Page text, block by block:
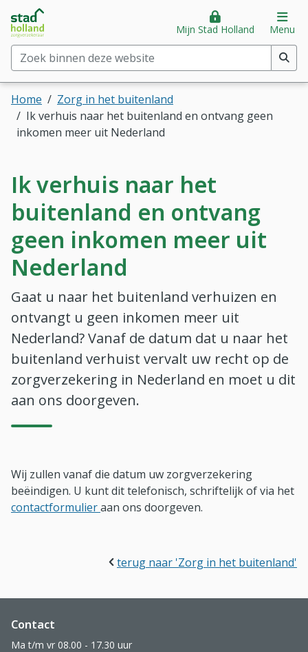
Direct naar hoofdinhoud
Direct naar hoofdmenu
Stad Holland Zorgverzekeraar
Zoek binnen deze website(min. 2 tekens)
Mijn Stad Holland Menu
Home
Zorg in het buitenland
Ik verhuis naar het buitenland en ontvang geen
inkomen meer uit Nederland
Ik verhuis naar het
buitenland en ontvang
geen inkomen meer uit
Nederland
Gaat u naar het buitenland verhuizen en
ontvangt u geen inkomen meer uit
Nederland? Vanaf de datum dat u naar het
buitenland verhuist vervalt uw recht op de
zorgverzekering in Nederland en moet u dit
aan ons doorgeven.
Wij zullen vanaf die datum uw zorgverzekering
beëindigen. U kunt dit telefonisch, schriftelijk of via het
contactformulieraan ons doorgeven.
terug naar 'Zorg in het buitenland'
Website footer
Contact
Ma t/m vr 08.00 - 17.30 uur